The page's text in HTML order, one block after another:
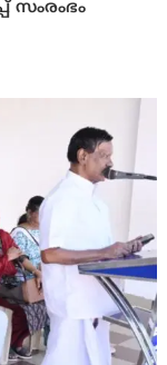
സംരംഭം